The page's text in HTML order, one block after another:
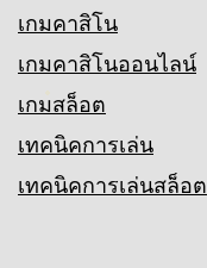
เกมคาสิโน
เกมคาสิโนออนไลน์
เกมสล็อต
เทคนิคการเล่น
เทคนิคการเล่นสล็อต